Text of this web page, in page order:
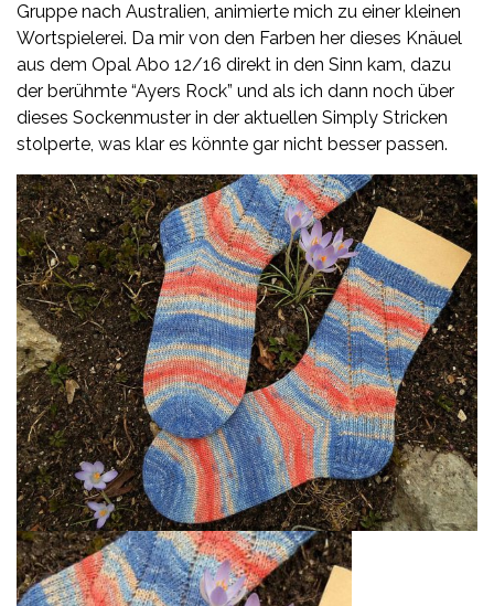
Gruppe nach Australien, animierte mich zu einer kleinen
Wortspielerei. Da mir von den Farben her dieses Knäuel
aus dem Opal Abo 12/16 direkt in den Sinn kam, dazu
der berühmte “Ayers Rock” und als ich dann noch über
dieses Sockenmuster in der aktuellen Simply Stricken
stolperte, was klar es könnte gar nicht besser passen.